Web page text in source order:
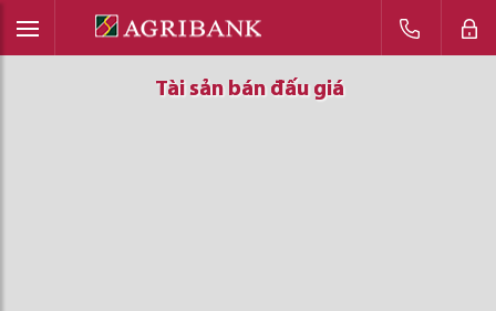
Tài sản bán đấu giá
Tài sản bán đấu giá
Tài sản bán đấu giá